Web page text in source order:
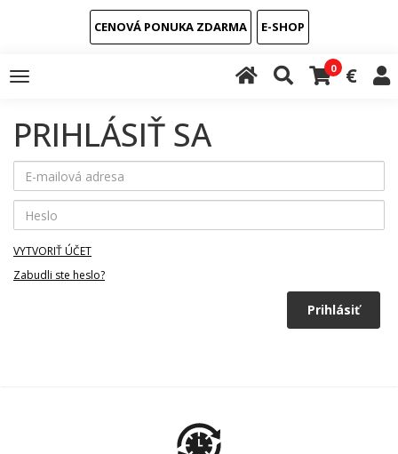
CENOVÁ PONUKA ZDARMA E-SHOP
Toggle
0 €
PRIHLÁSIŤ SA
VYTVORIŤ ÚČET
Zabudli ste heslo?
Prihlásiť